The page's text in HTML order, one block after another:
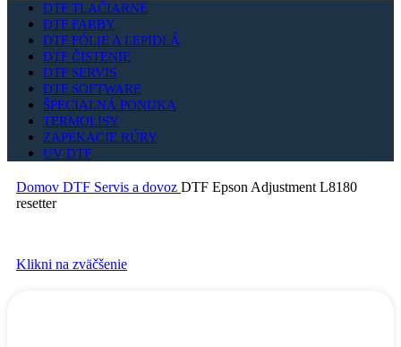
DTF TLAČIARNE
DTF FARBY
DTF FÓLIE A LEPIDLÁ
DTF ČISTENIE
DTF SERVIS
DTF SOFTWARE
ŠPECIALNÁ PONUKA
TERMOLISY
ZAPEKACIE RÚRY
UV DTF
Domov DTF Servis a dovoz DTF Epson Adjustment L8180
resetter
Klikni na zväčšenie